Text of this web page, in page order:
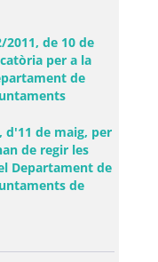
2011, de 10 de
per a la
de
d'11 de maig, per
de regir les
Departament de
de